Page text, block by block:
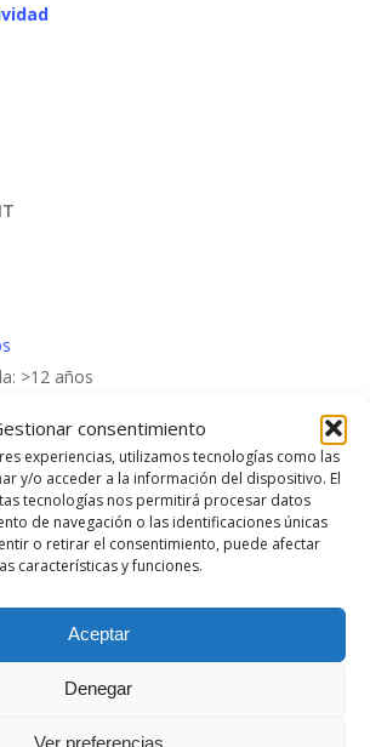
consentimiento
experiencias, utilizamos tecnologías como las
y/o acceder a la información del dispositivo. El
tecnologías nos permitirá procesar datos
de navegación o las identificaciones únicas
o retirar el consentimiento, puede afectar
características y funciones.
Aceptar
Denegar
Ver preferencias
>12 años
CON ABALORIOS
con abalorios o cuentas creando
ello, aprenderemos los puntos de